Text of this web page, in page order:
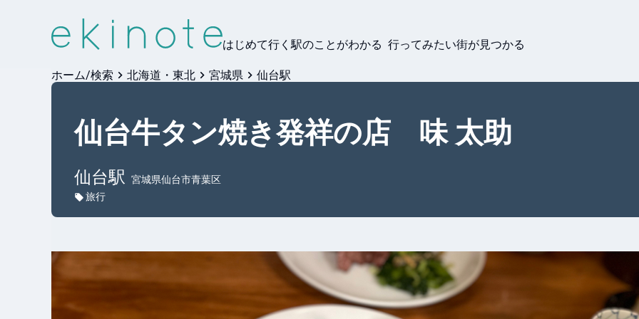
はじめて行く駅のことがわかる 行ってみたい街が見つかる
ホーム/検索 北海道・東北 宮城県 仙台駅
仙台牛タン焼き発祥の店 味 太助
仙台駅
宮城県仙台市青葉区
旅行